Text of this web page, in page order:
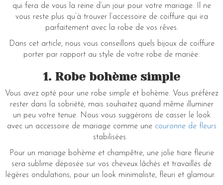
qui fera de vous la reine d’un jour pour votre mariage. Il ne
vous reste plus qu’à trouver l’accessoire de coiffure qui ira
parfaitement avec la robe de vos rêves.
Dans cet article, nous vous conseillons quels bijoux de coiffure
porter par rapport au style de votre robe de mariée.
1. Robe bohème simple
Vous avez opté pour une robe simple et bohème. Vous préférez
rester dans la sobriété, mais souhaitez quand même illuminer
un peu votre tenue. Nous vous suggérons de casser le look
avec un accessoire de mariage comme une couronne de fleurs
stabilisées.
Pour un mariage bohème et champêtre, une jolie tiare fleurie
sera sublime déposée sur vos cheveux lâchés et travaillés de
légères ondulations, pour un look minimaliste, fleuri et glamour.